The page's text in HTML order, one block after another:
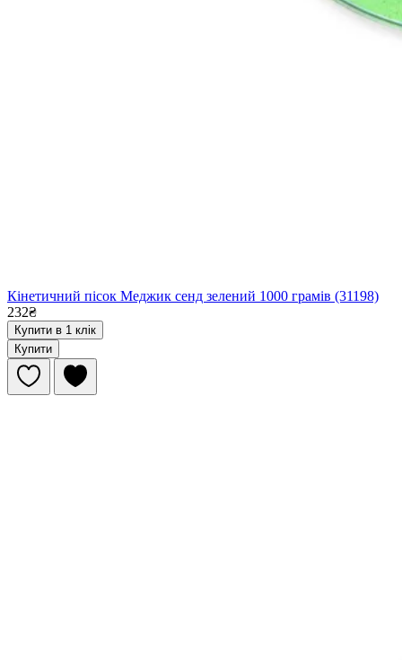
Кінетичний пісок Меджик сенд зелений 1000 грамів (31198)
232₴
Купити в 1 клік
Купити